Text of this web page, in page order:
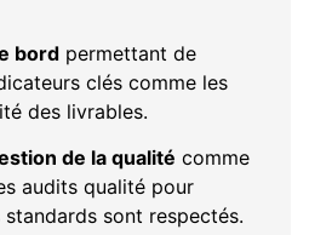
bord permettant de
clés comme les
des livrables.
de la qualité comme
audits qualité pour
sont respectés.